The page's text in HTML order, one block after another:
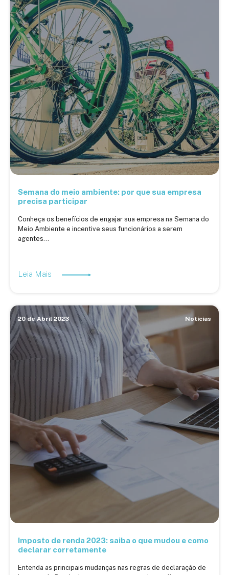
Semana do meio ambiente: por que sua empresa
precisa participar
Conheça os benefícios de engajar sua empresa na Semana do
Meio Ambiente e incentive seus funcionários a serem
agentes...
Leia Mais
20 de Abril 2023 Notícias
Imposto de renda 2023: saiba o que mudou e como
declarar corretamente
Entenda as principais mudanças nas regras de declaração de